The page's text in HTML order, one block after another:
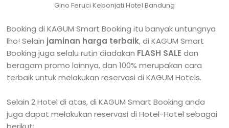
Gino Feruci Kebonjati Hotel Bandung
Booking di KAGUM Smart Booking itu banyak untungnya
lho! Selain jaminan harga terbaik, di KAGUM Smart
Booking juga selalu rutin diadakan FLASH SALEdan
beragam promo lainnya, dan 100% merupakan cara
terbaik untuk melakukan reservasi di KAGUM Hotels.
Selain 2 Hotel di atas, di KAGUM Smart Booking anda
juga dapat melakukan reservasi di Hotel-Hotel sebagai